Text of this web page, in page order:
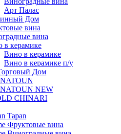
Арт Палас
Дом
вина
вина
в керамике
Вино в керамике
Вино в керамике п/у
Дом
NEW
CHINARI
Tapan
Фруктовые вина